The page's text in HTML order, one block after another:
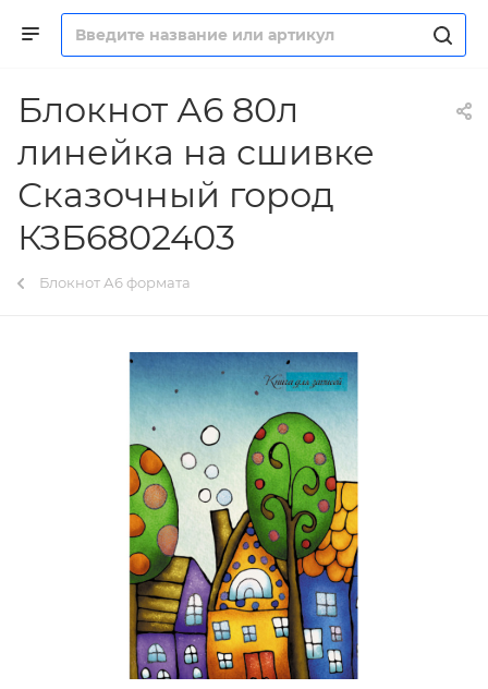
Блокнот А6 80л
линейка на сшивке
Сказочный город
КЗБ6802403
Блокнот А6 формата